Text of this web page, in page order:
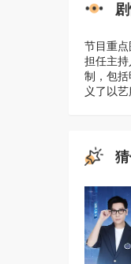
节目重
担任主
制，包
义了以